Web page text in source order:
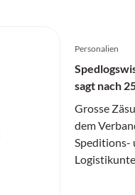
Personalien
sagt nach
Grosse
dem
Speditions-